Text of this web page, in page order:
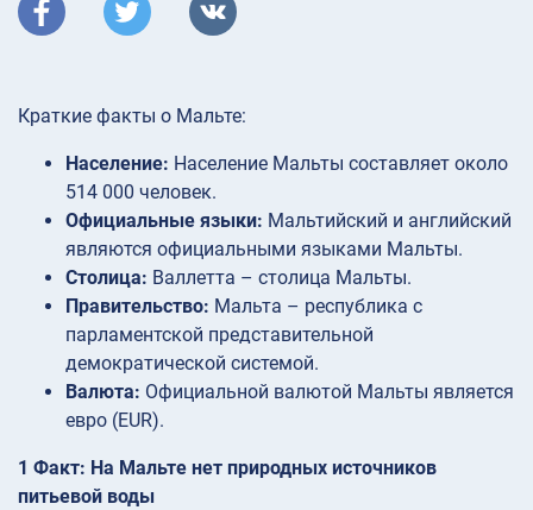
Краткие факты о Мальте:
Население: Население Мальты составляет около
514 000 человек.
Официальные языки: Мальтийский и английский
являются официальными языками Мальты.
Столица: Валлетта – столица Мальты.
Правительство: Мальта – республика с
парламентской представительной
демократической системой.
Валюта: Официальной валютой Мальты является
евро (EUR).
1 Факт: На Мальте нет природных источников
питьевой воды